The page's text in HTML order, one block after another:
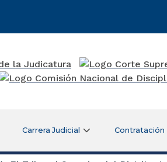
Carrera Judicial Contratación